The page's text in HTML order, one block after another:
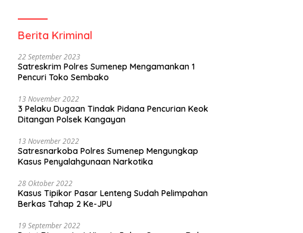
Berita Kriminal
22 September 2023
Satreskrim Polres Sumenep Mengamankan 1
Pencuri Toko Sembako
13 November 2022
3 Pelaku Dugaan Tindak Pidana Pencurian Keok
Ditangan Polsek Kangayan
13 November 2022
Satresnarkoba Polres Sumenep Mengungkap
Kasus Penyalahgunaan Narkotika
28 Oktober 2022
Kasus Tipikor Pasar Lenteng Sudah Pelimpahan
Berkas Tahap 2 Ke-JPU
19 September 2022